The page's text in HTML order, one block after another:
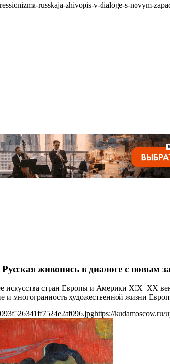
russkaja-zhivopis-v-dialoge-s-novym-
живопись в диалоге с новым
искусства стран Европы и Америки XIX–XX
и многогранность художественной жизни
https://kudamoscow.ru/